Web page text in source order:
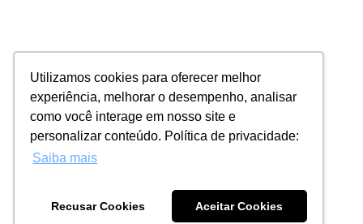
Utilizamos cookies para oferecer melhor
experiência, melhorar o desempenho, analisar
como você interage em nosso site e
personalizar conteúdo. Política de privacidade:
Saiba mais
Recusar Cookies Aceitar Cookies